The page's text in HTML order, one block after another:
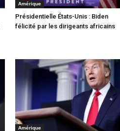
Amérique
Présidentielle États-Unis : Biden
félicité par les dirigeants africains
Amérique